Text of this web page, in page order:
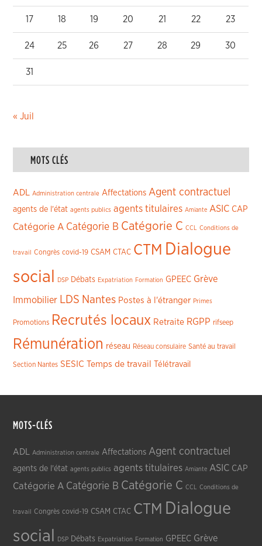
17 18 19 20 21 22 23
24 25 26 27 28 29 30
31
« Juil
MOTS CLÉS
ADL Administration centrale Affectations Agent contractuel
agents de l'état agents publics agents titulaires Amiante ASIC CAP
Catégorie A Catégorie B Catégorie C CCL Conditions de
travail Congrès covid-19 CSAM CTAC CTM Dialogue
social
DSP Débats Expatriation Formation GPEEC Grève
Immobilier LDS Nantes Postes à l'étranger Primes
Promotions Recrutés locaux Retraite RGPP rifseep
Rémunération réseau Réseau consulaire Santé au travail
Section Nantes SESIC Temps de travail Télétravail
MOTS-CLÉS
ADL Administration centrale Affectations Agent contractuel
agents de l'état agents publics agents titulaires Amiante ASIC CAP
Catégorie A Catégorie B Catégorie C CCL Conditions de
travail Congrès covid-19 CSAM CTAC CTM Dialogue
social
DSP Débats Expatriation Formation GPEEC Grève